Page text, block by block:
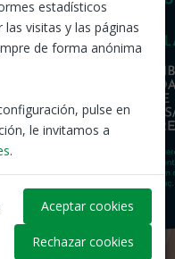
estadísticos
visitas y las páginas
de forma anónima
pulse en
le invitamos a
.
Aceptar cookies
Rechazar cookies